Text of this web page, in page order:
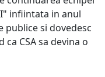
infiintata in anul
publice si dovedesc
CSA sa devina o